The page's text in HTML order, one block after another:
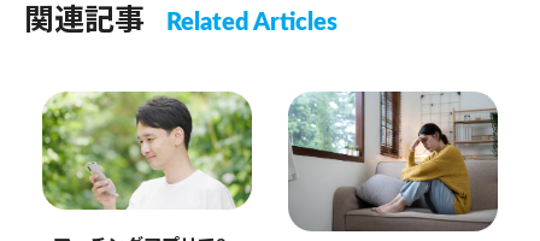
関連記事 Related Articles